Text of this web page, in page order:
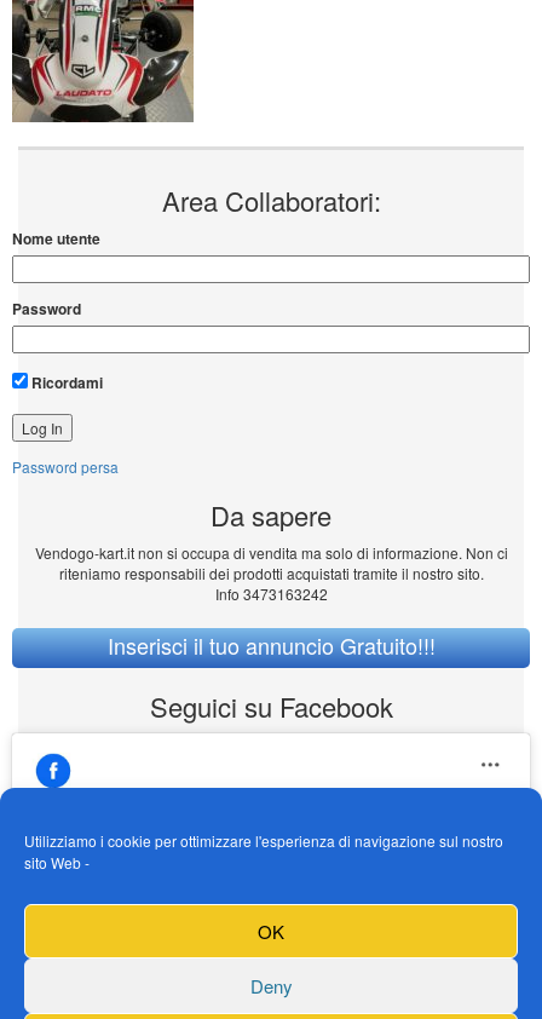
Utilizziamo i cookie per ottimizzare l'esperienza di navigazione sul nostro
sito Web -
OK
Deny
Area Collaboratori:
Nome utente
Password
Ricordami
Password persa
Da sapere
Vendogo-kart.it non si occupa di vendita ma solo di informazione. Non ci
riteniamo responsabili dei prodotti acquistati tramite il nostro sito.
Info 3473163242
Inserisci il tuo annuncio Gratuito!!!
Seguici su Facebook
https://www.facebook.com/Vendogokartit/
Fai clic per accettare i cookie marketing e
abilitare questo contenuto